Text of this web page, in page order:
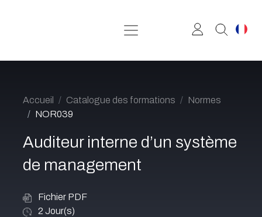
Accueil Catalogue des formations
Normes
NOR039
Auditeur interne d’un système
de management
Fichier PDF
2 Jour(s)